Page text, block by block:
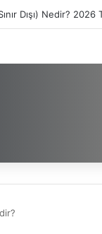
Dışı) Nedir?